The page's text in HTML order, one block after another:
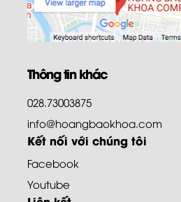
Thông tin khác
028.73003875
info@hoangbaokhoa.com
Kết nối với chúng tôi
Facebook
Youtube